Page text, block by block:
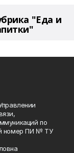
"Еда и
по
номер ПИ № ТУ